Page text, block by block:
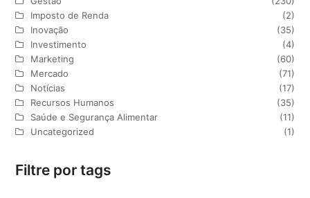
Imposto de Renda
(2)
Inovação
(35)
Investimento
(4)
Marketing
(60)
Mercado
(71)
Notícias
(17)
Recursos Humanos
(35)
Saúde e Segurança Alimentar
(11)
Uncategorized
(1)
Filtre por tags